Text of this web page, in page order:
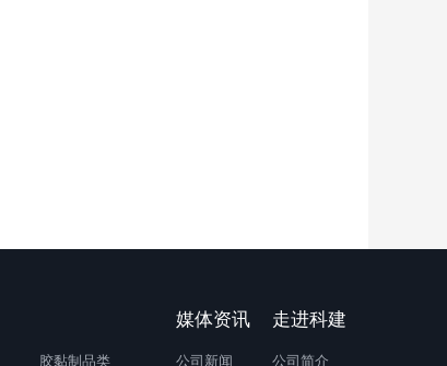
胶黏制品类
媒体资讯
公司新闻
走进科建
公司简介